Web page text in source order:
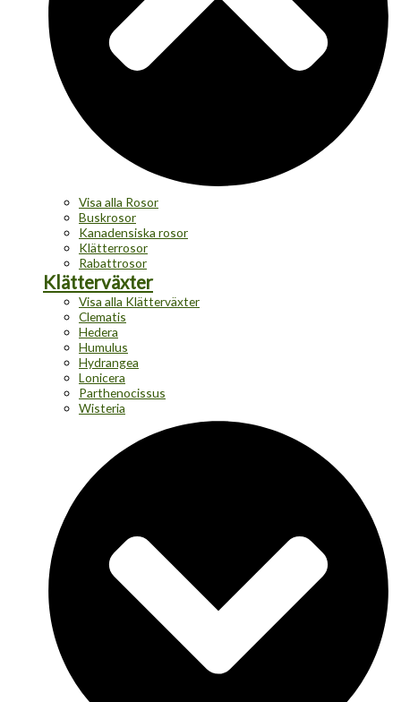
Visa alla Rosor
Buskrosor
Kanadensiska rosor
Klätterrosor
Rabattrosor
Klätterväxter
Visa alla Klätterväxter
Clematis
Hedera
Humulus
Hydrangea
Lonicera
Parthenocissus
Wisteria